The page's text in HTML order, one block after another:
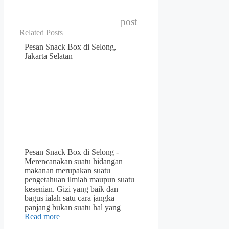
post
Related Posts
Pesan Snack Box di Selong,
Jakarta Selatan
Pesan Snack Box di Selong -
Merencanakan suatu hidangan
makanan merupakan suatu
pengetahuan ilmiah maupun suatu
kesenian. Gizi yang baik dan
bagus ialah satu cara jangka
panjang bukan suatu hal yang
Read more